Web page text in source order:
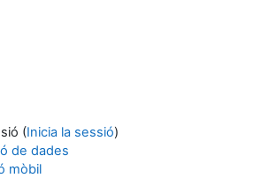
(Inicia la sessió)
de dades
mòbil